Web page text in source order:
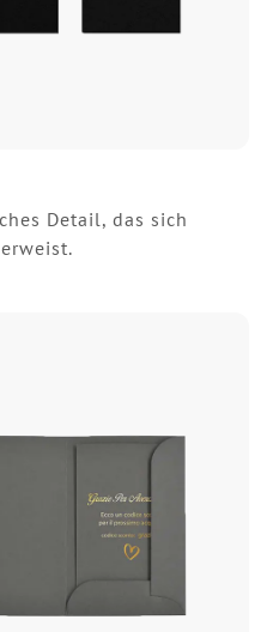
Detail, das sich